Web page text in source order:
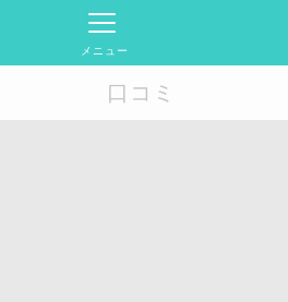
メニュー
口コミ